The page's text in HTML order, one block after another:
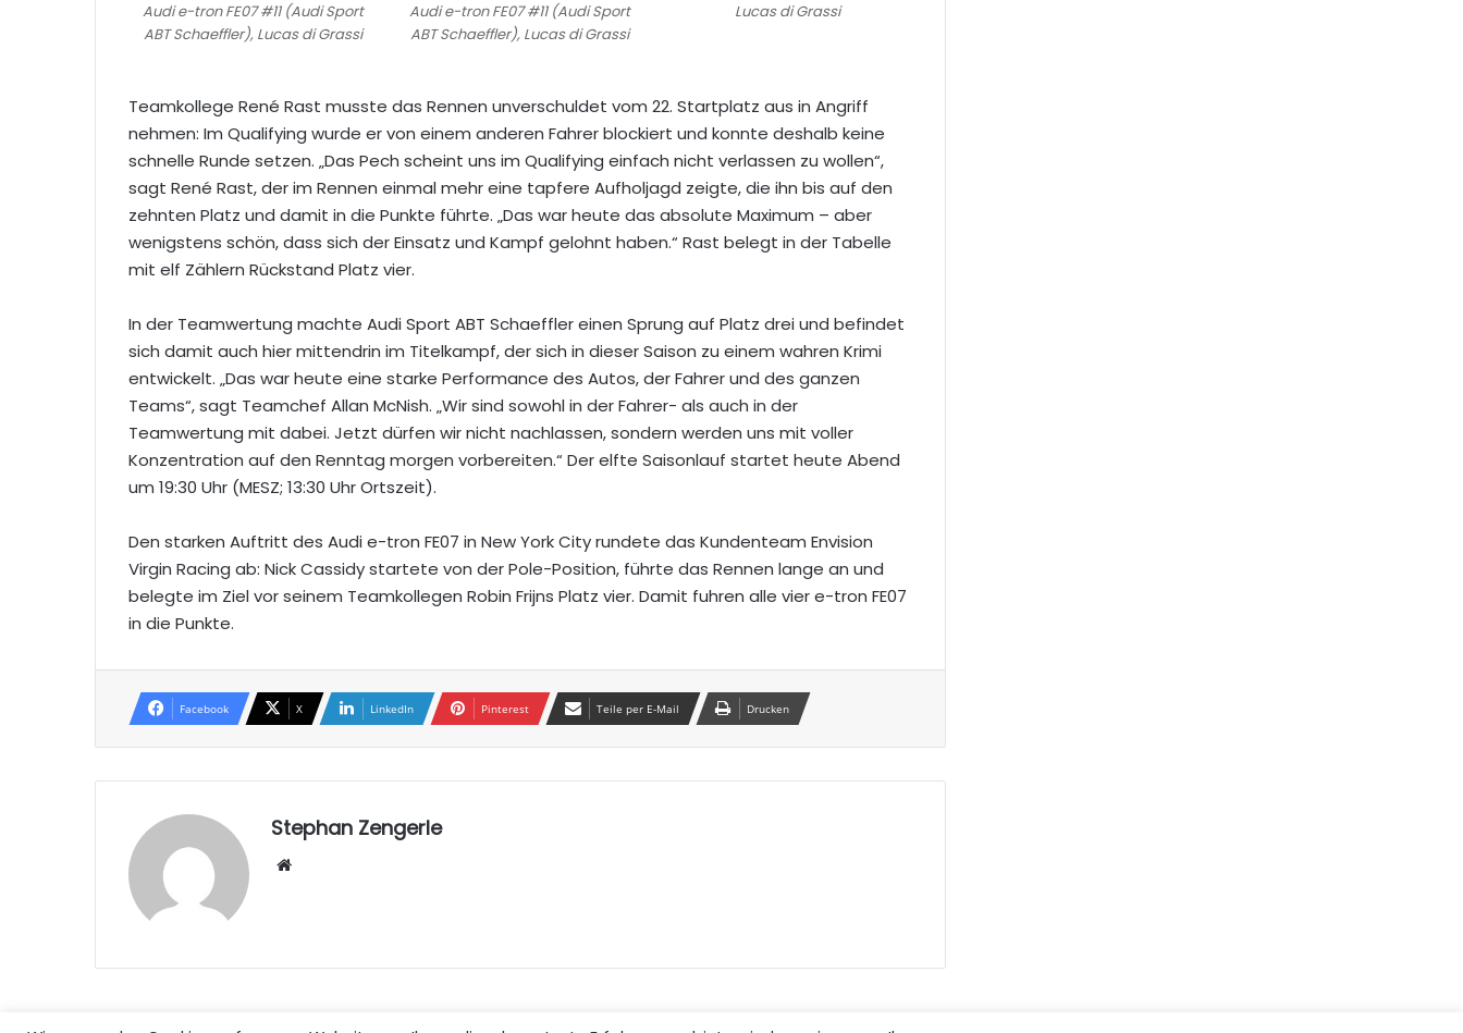
Audi e-tron FE07 #11 (Audi Sport
ABT Schaeffler), Lucas di Grassi
Audi e-tron FE07 #11 (Audi Sport
ABT Schaeffler), Lucas di Grassi
Lucas di Grassi
Teamkollege René Rast musste das Rennen unverschuldet vom 22. Startplatz aus in Angriff
nehmen: Im Qualifying wurde er von einem anderen Fahrer blockiert und konnte deshalb keine
schnelle Runde setzen. „Das Pech scheint uns im Qualifying einfach nicht verlassen zu wollen“,
sagt René Rast, der im Rennen einmal mehr eine tapfere Aufholjagd zeigte, die ihn bis auf den
zehnten Platz und damit in die Punkte führte. „Das war heute das absolute Maximum – aber
wenigstens schön, dass sich der Einsatz und Kampf gelohnt haben.“ Rast belegt in der Tabelle
mit elf Zählern Rückstand Platz vier.
In der Teamwertung machte Audi Sport ABT Schaeffler einen Sprung auf Platz drei und befindet
sich damit auch hier mittendrin im Titelkampf, der sich in dieser Saison zu einem wahren Krimi
entwickelt. „Das war heute eine starke Performance des Autos, der Fahrer und des ganzen
Teams“, sagt Teamchef Allan McNish. „Wir sind sowohl in der Fahrer- als auch in der
Teamwertung mit dabei. Jetzt dürfen wir nicht nachlassen, sondern werden uns mit voller
Konzentration auf den Renntag morgen vorbereiten.“ Der elfte Saisonlauf startet heute Abend
um 19:30 Uhr (MESZ; 13:30 Uhr Ortszeit).
Den starken Auftritt des Audi e-tron FE07 in New York City rundete das Kundenteam Envision
Virgin Racing ab: Nick Cassidy startete von der Pole-Position, führte das Rennen lange an und
belegte im Ziel vor seinem Teamkollegen Robin Frijns Platz vier. Damit fuhren alle vier e-tron FE07
in die Punkte.
Facebook X LinkedIn Pinterest Teile per E-Mail Drucken
Stephan Zengerle